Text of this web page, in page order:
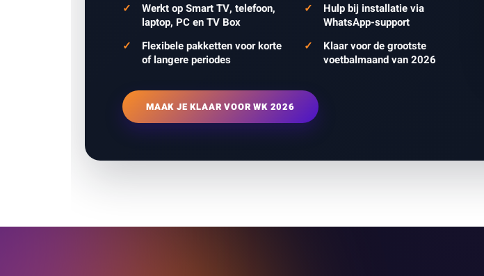
Werkt op Smart TV, telefoon,
laptop, PC en TV Box
Hulp bij installatie via
WhatsApp-support
Flexibele pakketten voor korte
of langere periodes
Klaar voor de grootste
voetbalmaand van 2026
MAAK JE KLAAR VOOR WK 2026